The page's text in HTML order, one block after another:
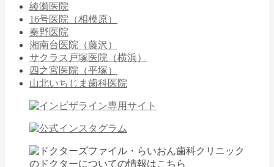
綾瀬医院
16号医院（相模原）
秦野医院
湘南台医院（藤沢）
サクラス戸塚医院（横浜）
四之宮医院（平塚）
山北いちじま歯科医院